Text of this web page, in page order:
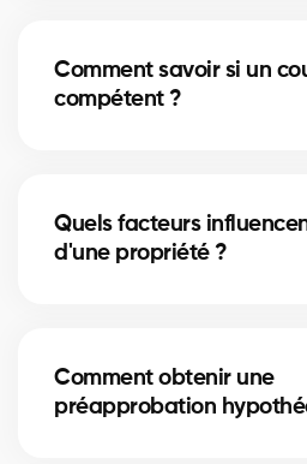
représenter selon leur licence
Comment savoir si un
compétent ?
Quels facteurs
d'une propriété ?
Comment obtenir une
préapprobation